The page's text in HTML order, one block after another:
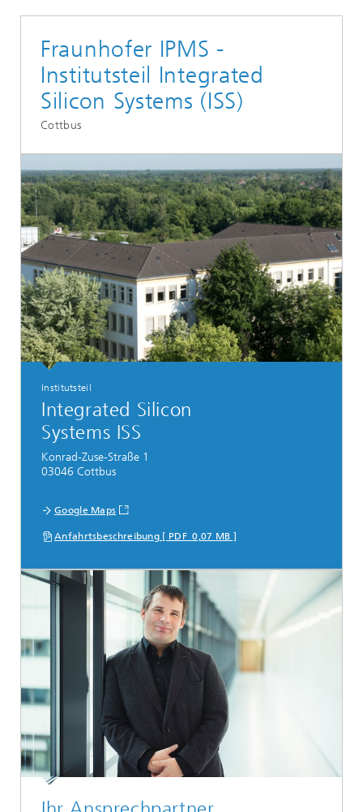
Fraunhofer IPMS -
Institutsteil Integrated
Silicon Systems (ISS)
Cottbus
Institutsteil
Integrated Silicon
Systems ISS
Konrad-Zuse-Straße 1
03046 Cottbus
Google Maps
Anfahrtsbeschreibung [ PDF 0,07 MB ]